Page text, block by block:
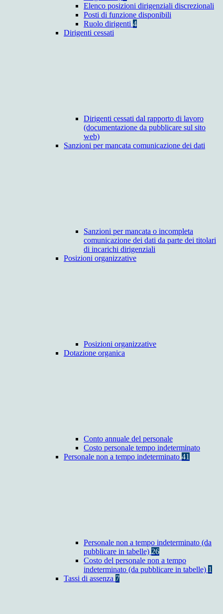
Elenco posizioni dirigenziali discrezionali
Posti di funzione disponibili
Ruolo dirigenti 4
Dirigenti cessati
Dirigenti cessati dal rapporto di lavoro
(documentazione da pubblicare sul sito
web)
Sanzioni per mancata comunicazione dei dati
Sanzioni per mancata o incompleta
comunicazione dei dati da parte dei titolari
di incarichi dirigenziali
Posizioni organizzative
Posizioni organizzative
Dotazione organica
Conto annuale del personale
Costo personale tempo indeterminato
Personale non a tempo indeterminato 41
Personale non a tempo indeterminato (da
pubblicare in tabelle) 26
Costo del personale non a tempo
indeterminato (da pubblicare in tabelle) 1
Tassi di assenza 7